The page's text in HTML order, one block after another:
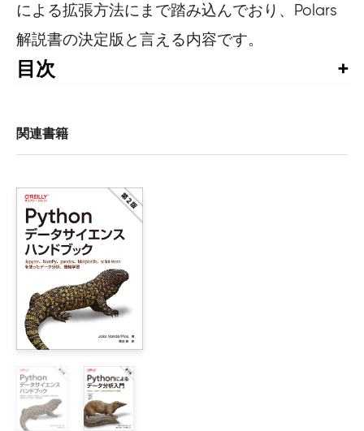
による拡張方法にまで踏み込んでおり、Polars
解説書の決定版と言える内容です。
目次
第Ⅰ部　始める
1章　Polarsとは
    1.1　このPolarsというのは何なのか？
        1.1.1　主な特徴
        1.1.2　重要な概念
        1.1.3　優れた点
    1.2　Polarsを使う理由
        1.2.1　性能
        1.2.2　ユーザビリティ
        1.2.4　持続可能性
    1.3　Polarsと他のデータ処理パッケージとの比較
    1.4　Pythonに注目する理由
関連書籍